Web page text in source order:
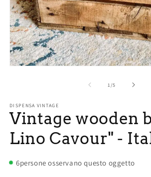
1 /of
5
DISPENSA VINTAGE
Vintage wooden
Lino Cavour" -
6persone osservano questo oggetto